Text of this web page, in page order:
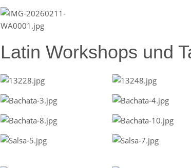
Latin Workshops und